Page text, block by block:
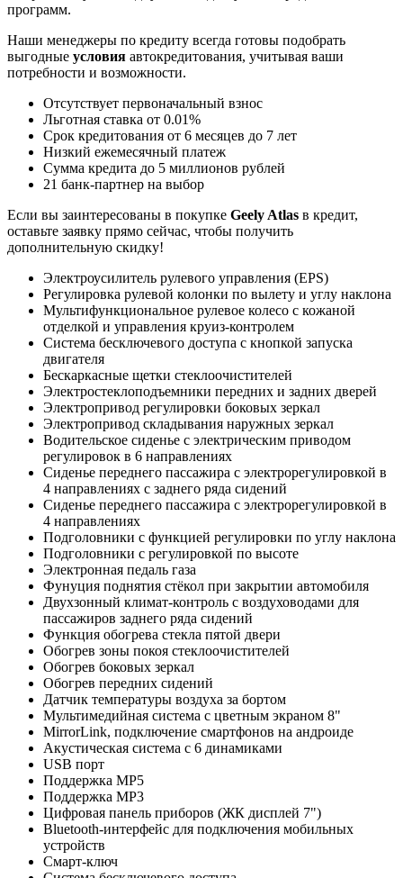
программ.
Наши менеджеры по кредиту всегда готовы подобрать
выгодные условия автокредитования, учитывая ваши
потребности и возможности.
Отсутствует первоначальный взнос
Льготная ставка от 0.01%
Срок кредитования от 6 месяцев до 7 лет
Низкий ежемесячный платеж
Сумма кредита до 5 миллионов рублей
21 банк-партнер на выбор
Если вы заинтересованы в покупке Geely Atlas в кредит,
оставьте заявку прямо сейчас, чтобы получить
дополнительную скидку!
Электроусилитель рулевого управления (EPS)
Регулировка рулевой колонки по вылету и углу наклона
Мультифункциональное рулевое колесо с кожаной
отделкой и управления круиз-контролем
Система бесключевого доступа с кнопкой запуска
двигателя
Бескаркасные щетки стеклоочистителей
Электростеклоподъемники передних и задних дверей
Электропривод регулировки боковых зеркал
Электропривод складывания наружных зеркал
Водительское сиденье с электрическим приводом
регулировок в 6 направлениях
Сиденье переднего пассажира с электрорегулировкой в
4 направлениях с заднего ряда сидений
Сиденье переднего пассажира с электрорегулировкой в
4 направлениях
Подголовники с функцией регулировки по углу наклона
Подголовники с регулировкой по высоте
Электронная педаль газа
Фунуция поднятия стёкол при закрытии автомобиля
Двухзонный климат-контроль с воздуховодами для
пассажиров заднего ряда сидений
Функция обогрева стекла пятой двери
Обогрев зоны покоя стеклоочистителей
Обогрев боковых зеркал
Обогрев передних сидений
Датчик температуры воздуха за бортом
Мультимедийная система c цветным экраном 8"
MirrorLink, подключение смартфонов на андроиде
Акустическая система c 6 динамиками
USB порт
Поддержка MP5
Поддержка MP3
Цифровая панель приборов (ЖК дисплей 7")
Bluetooth-интерфейс для подключения мобильных
устройств
Смарт-ключ